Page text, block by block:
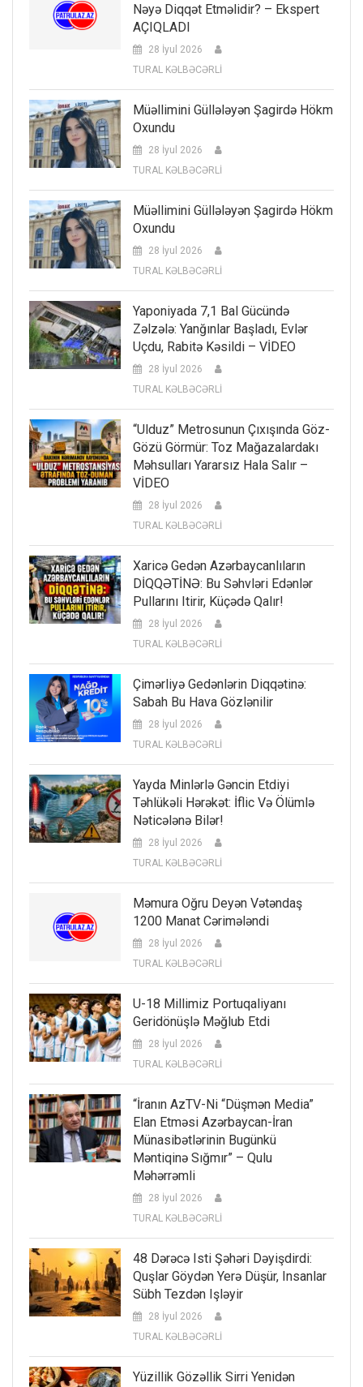
Nəyə Diqqət Etməlidir? – Ekspert
AÇIQLADI
28 İyul 2026
TURAL KƏLBƏCƏRLİ
Müəllimini Güllələyən Şagirdə Hökm
Oxundu
28 İyul 2026
TURAL KƏLBƏCƏRLİ
Müəllimini Güllələyən Şagirdə Hökm
Oxundu
28 İyul 2026
TURAL KƏLBƏCƏRLİ
Yaponiyada 7,1 Bal Gücündə
Zəlzələ: Yanğınlar Başladı, Evlər
Uçdu, Rabitə Kəsildi – VİDEO
28 İyul 2026
TURAL KƏLBƏCƏRLİ
“Ulduz” Metrosunun Çıxışında Göz-
Gözü Görmür: Toz Mağazalardakı
Məhsulları Yararsız Hala Salır –
VİDEO
28 İyul 2026
TURAL KƏLBƏCƏRLİ
Xaricə Gedən Azərbaycanlıların
DİQQƏTİNƏ: Bu Səhvləri Edənlər
Pullarını Itirir, Küçədə Qalır!
28 İyul 2026
TURAL KƏLBƏCƏRLİ
Çimərliyə Gedənlərin Diqqətinə:
Sabah Bu Hava Gözlənilir
28 İyul 2026
TURAL KƏLBƏCƏRLİ
Yayda Minlərlə Gəncin Etdiyi
Təhlükəli Hərəkət: İflic Və Ölümlə
Nəticələnə Bilər!
28 İyul 2026
TURAL KƏLBƏCƏRLİ
Məmura Oğru Deyən Vətəndaş
1200 Manat Cərimələndi
28 İyul 2026
TURAL KƏLBƏCƏRLİ
U-18 Millimiz Portuqaliyanı
Geridönüşlə Məğlub Etdi
28 İyul 2026
TURAL KƏLBƏCƏRLİ
“İranın AzTV-Ni “düşmən Media”
Elan Etməsi Azərbaycan-İran
Münasibətlərinin Bugünkü
Məntiqinə Sığmır” – Qulu
Məhərrəmli
28 İyul 2026
TURAL KƏLBƏCƏRLİ
48 Dərəcə Isti Şəhəri Dəyişdirdi:
Quşlar Göydən Yerə Düşür, Insanlar
Sübh Tezdən Işləyir
28 İyul 2026
TURAL KƏLBƏCƏRLİ
Yüzillik Gözəllik Sirri Yenidən